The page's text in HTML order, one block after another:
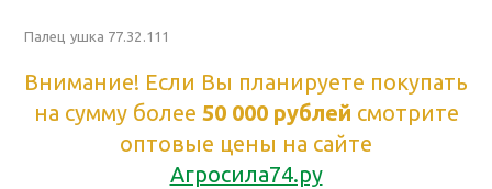
Палец ушка 77.32.111
Внимание! Если Вы планируете покупать
на сумму более 50 000 рублей смотрите
оптовые цены на сайте
Агросила74.ру